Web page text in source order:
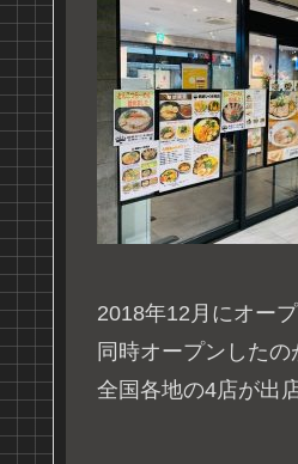
2018年12月にオー
同時オープンしたの
全国各地の4店が出